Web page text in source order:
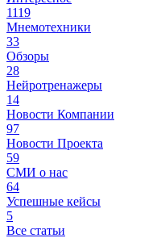
1119
Мнемотехники
33
Обзоры
28
Нейротренажеры
14
Новости Компании
97
Новости Проекта
59
СМИ о нас
64
Успешные кейсы
5
Все статьи